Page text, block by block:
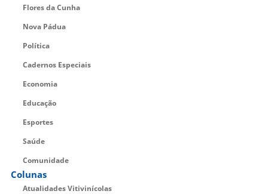
Flores da Cunha
Nova Pádua
Política
Cadernos Especiais
Economia
Educação
Esportes
Saúde
Comunidade
Colunas
Atualidades Vitivinícolas